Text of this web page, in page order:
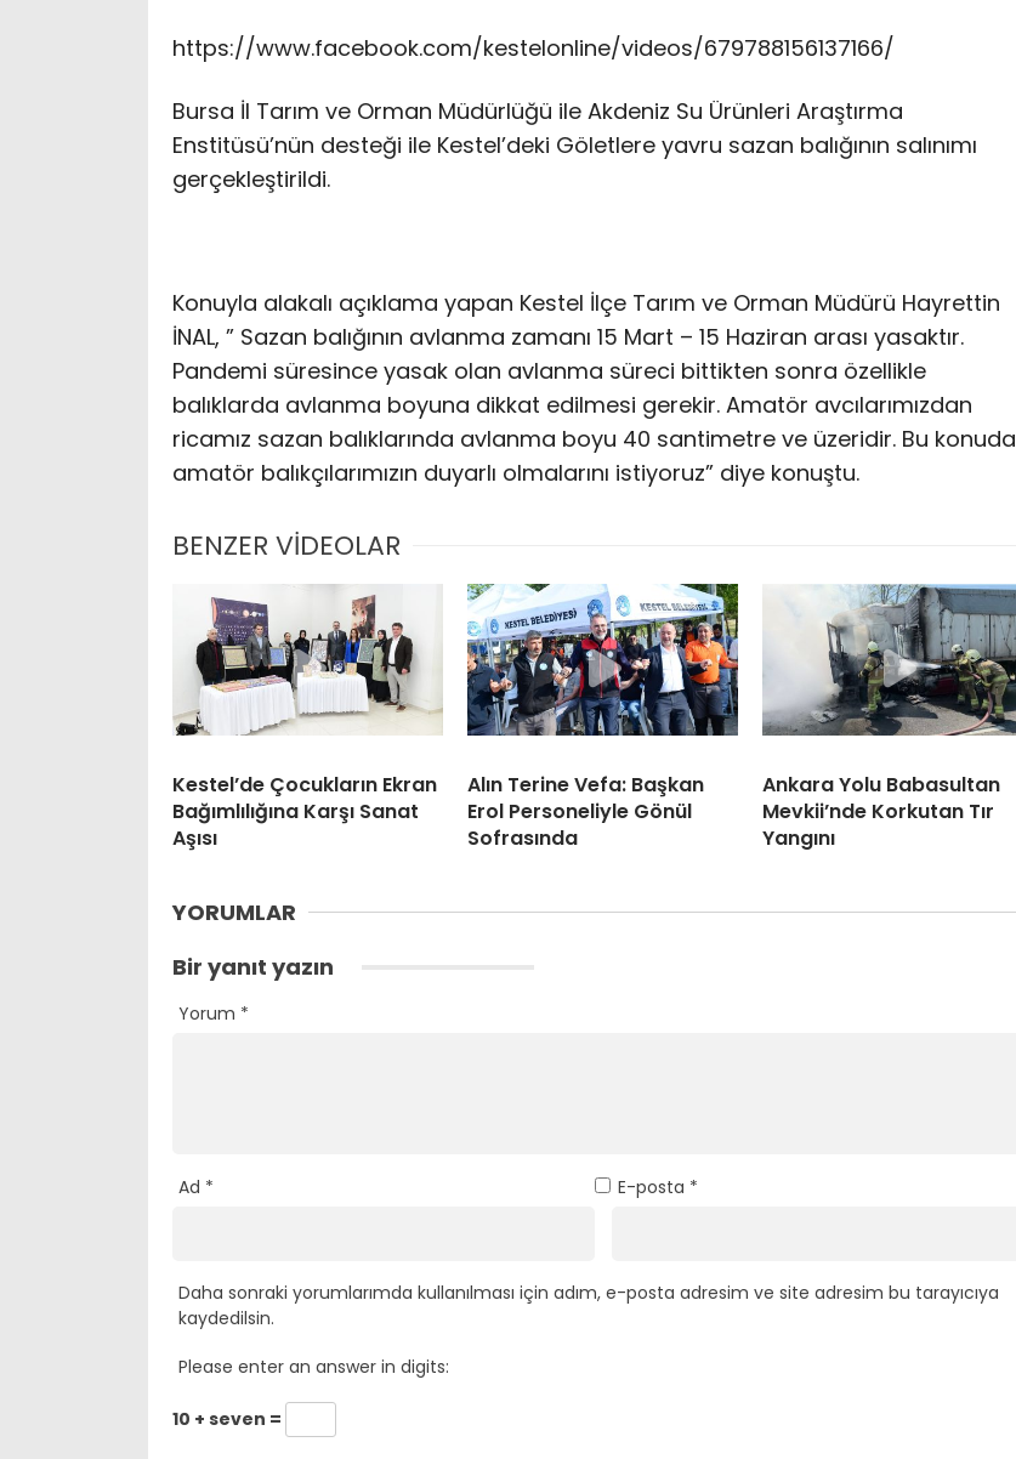
https://www.facebook.com/kestelonline/videos/679788156137166/
Bursa İl Tarım ve Orman Müdürlüğü ile Akdeniz Su Ürünleri Araştırma
Enstitüsü’nün desteği ile Kestel’deki Göletlere yavru sazan balığının salınımı
gerçekleştirildi.
Konuyla alakalı açıklama yapan Kestel İlçe Tarım ve Orman Müdürü Hayrettin
İNAL, ” Sazan balığının avlanma zamanı 15 Mart – 15 Haziran arası yasaktır.
Pandemi süresince yasak olan avlanma süreci bittikten sonra özellikle
balıklarda avlanma boyuna dikkat edilmesi gerekir. Amatör avcılarımızdan
ricamız sazan balıklarında avlanma boyu 40 santimetre ve üzeridir. Bu konuda
amatör balıkçılarımızın duyarlı olmalarını istiyoruz” diye konuştu.
BENZER VİDEOLAR
Kestel’de Çocukların Ekran
Bağımlılığına Karşı Sanat
Aşısı
Alın Terine Vefa: Başkan
Erol Personeliyle Gönül
Sofrasında
Ankara Yolu Babasultan
Mevkii’nde Korkutan Tır
Yangını
YORUMLAR
Bir yanıt yazın
Yorum *
Ad * E-posta *
Daha sonraki yorumlarımda kullanılması için adım, e-posta adresim ve site adresim bu tarayıcıya
kaydedilsin.
Please enter an answer in digits:
10 + seven =